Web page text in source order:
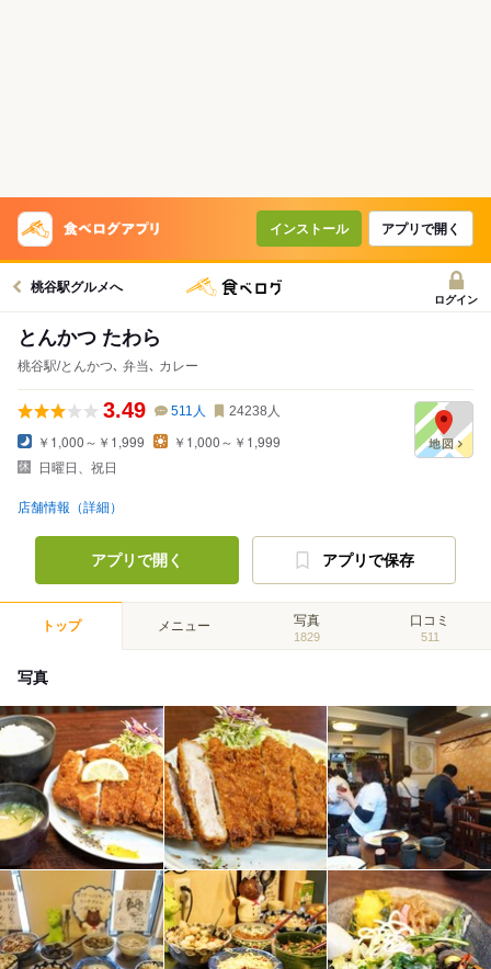
インストール アプリで開く
桃谷駅グルメへ
ログイン
とんかつ たわら
桃谷駅/とんかつ､ 弁当､ カレー
3.49 511 人 24238 人
￥1,000～￥1,999
￥1,000～￥1,999
日曜日、祝日
店舗情報（詳細）
アプリで開く アプリで保存
トップ メニュー 写真
1829
口コミ
511
写真